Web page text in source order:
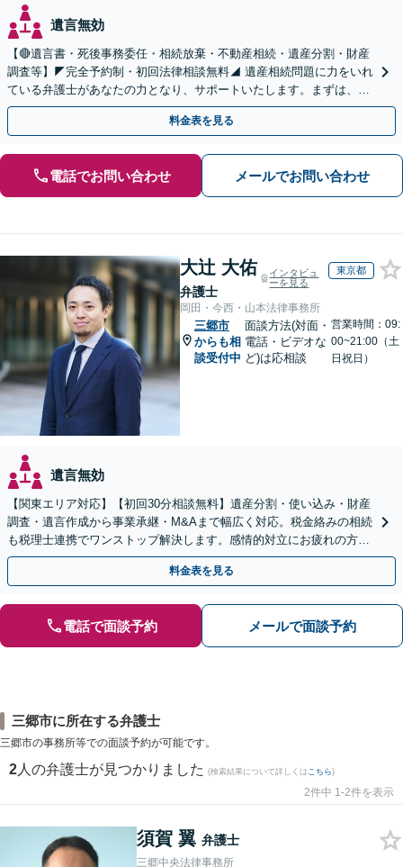
遺言無効
【🔴遺言書・死後事務委任・相続放棄・不動産相続・遺産分割・財産
調査等】◤完全予約制・初回法律相談無料◢ 遺産相続問題に力をいれ
ている弁護士があなたの力となり、サポートいたします。まずは、お
気軽にお問い合わせください。
料金表を見る
電話でお問い合わせ メールでお問い合わせ
大辻 大佑
弁護士
インタビュ
ーを見る
東京都
岡田・今西・山本法律事務所
三郷市
からも相
談受付中
面談方法(対面・
電話・ビデオな
ど)は応相談
営業時間：09:
00~21:00（土
日祝日）
遺言無効
【関東エリア対応】【初回30分相談無料】遺産分割・使い込み・財産
調査・遺言作成から事業承継・M&Aまで幅広く対応。税金絡みの相続
も税理士連携でワンストップ解決します。感情的対立にお疲れの方や
紛争予防をご検討の方も、お気軽にご相談ください。
料金表を見る
電話で面談予約 メールで面談予約
三郷市に所在する弁護士
三郷市の事務所等での面談予約が可能です。
2 人の弁護士が見つかりました (検索結果について詳しくは こちら)
2件中 1-2件を表示
須賀 翼 弁護士
三郷中央法律事務所